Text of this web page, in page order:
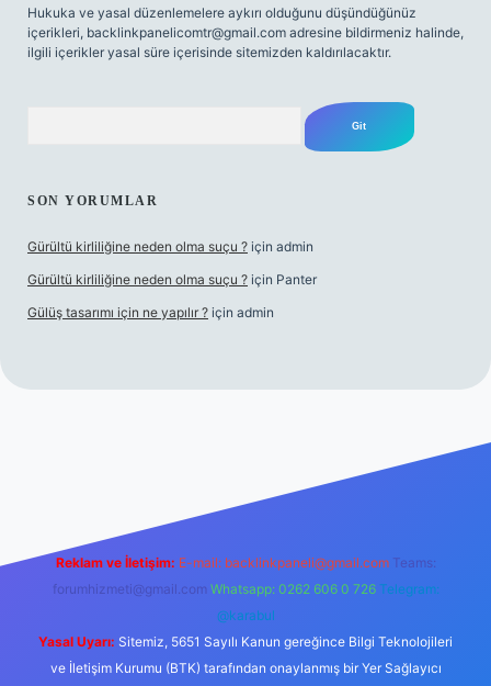
Hukuka ve yasal düzenlemelere aykırı olduğunu düşündüğünüz
içerikleri, backlinkpanelicomtr@gmail.com adresine bildirmeniz halinde,
ilgili içerikler yasal süre içerisinde sitemizden kaldırılacaktır.
SON YORUMLAR
Gürültü kirliliğine neden olma suçu ? için admin
Gürültü kirliliğine neden olma suçu ? için Panter
Gülüş tasarımı için ne yapılır ? için admin
Reklam ve İletişim: E-mail: backlinkpaneli@gmail.com Teams:
forumhizmeti@gmail.com Whatsapp: 0262 606 0 726 Telegram:
@karabul
Yasal Uyarı: Sitemiz, 5651 Sayılı Kanun gereğince Bilgi Teknolojileri
ve İletişim Kurumu (BTK) tarafından onaylanmış bir Yer Sağlayıcı